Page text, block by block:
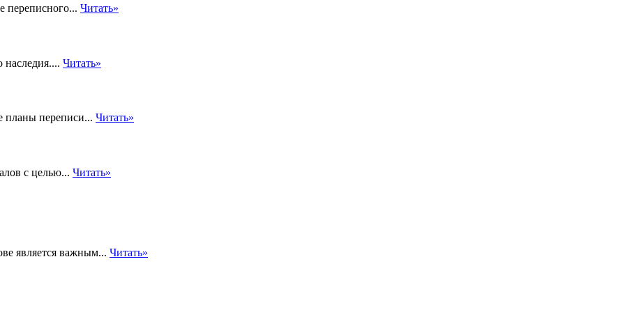
переписного... Читать»
наследия.... Читать»
планы переписи... Читать»
с целью... Читать»
является важным... Читать»